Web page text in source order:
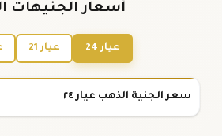
أسعار الجنيهات
عيار 24 عيار 21
سعر الجنية الذهب عيار ٢٤